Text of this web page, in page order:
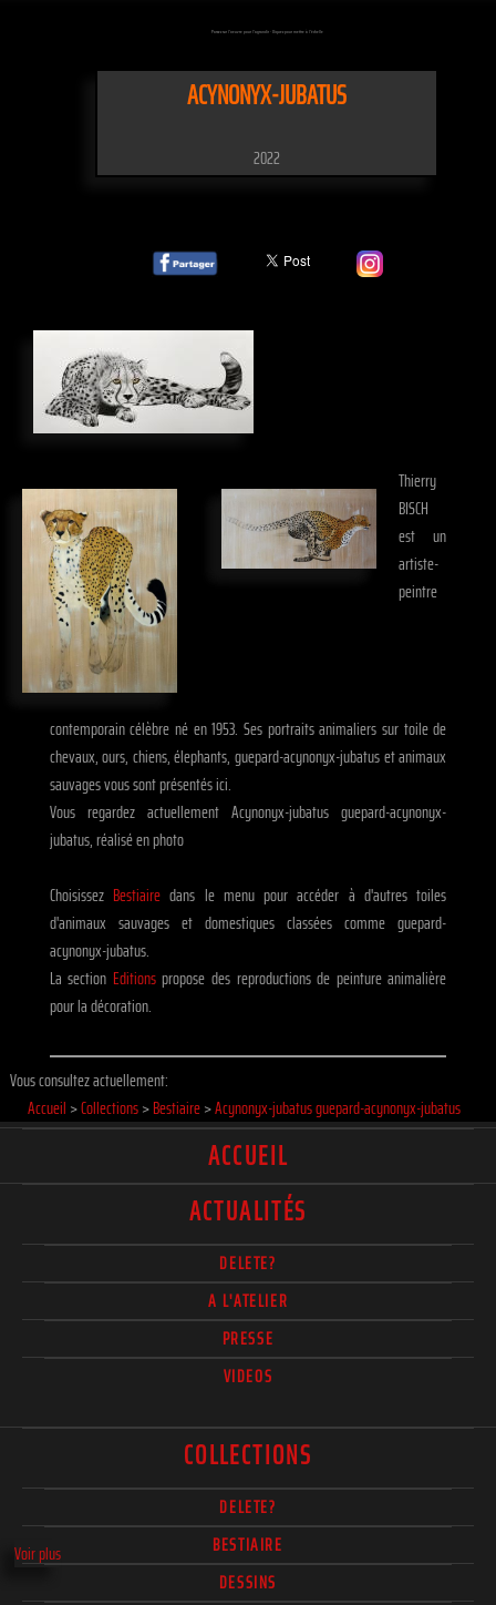
Passez sur l'oeuvre pour l'agrandir - Cliquez pour mettre à l'échelle
ACYNONYX-JUBATUS
2022
Voir plus
Thierry
BISCH
est un
artiste-
peintre
contemporain célèbre né en 1953. Ses portraits animaliers sur toile de
chevaux, ours, chiens, élephants, guepard-acynonyx-jubatus et animaux
sauvages vous sont présentés ici.
Vous regardez actuellement Acynonyx-jubatus guepard-acynonyx-
jubatus, réalisé en photo
Choisissez Bestiaire dans le menu pour accéder à d'autres toiles
d'animaux sauvages et domestiques classées comme guepard-
acynonyx-jubatus.
La section Editionspropose des reproductions de peinture animalière
pour la décoration.
Vous consultez actuellement:
Accueil >Collections>Bestiaire>Acynonyx-jubatus guepard-acynonyx-jubatus
ACCUEIL
ACTUALITÉS
DELETE?
A L'ATELIER
PRESSE
VIDEOS
COLLECTIONS
DELETE?
BESTIAIRE
DESSINS